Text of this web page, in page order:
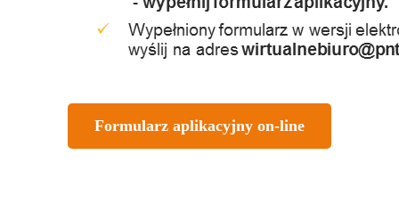
Formularz aplikacyjny on-line